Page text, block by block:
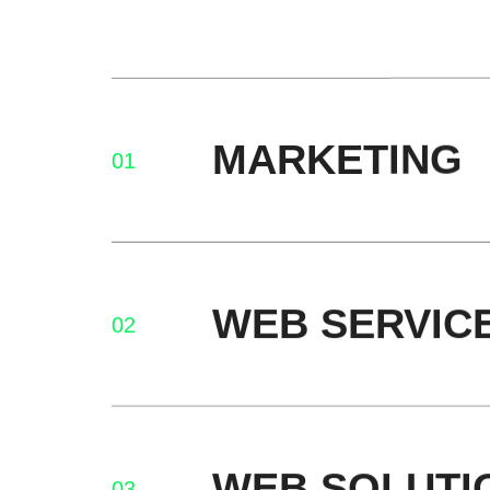
01 MARKETING
02 WEB